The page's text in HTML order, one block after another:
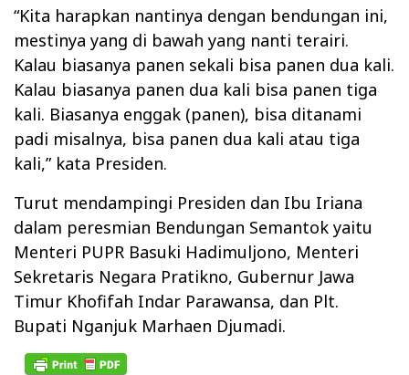
“Kita harapkan nantinya dengan bendungan ini,
mestinya yang di bawah yang nanti terairi.
Kalau biasanya panen sekali bisa panen dua kali.
Kalau biasanya panen dua kali bisa panen tiga
kali. Biasanya enggak (panen), bisa ditanami
padi misalnya, bisa panen dua kali atau tiga
kali,” kata Presiden.
Turut mendampingi Presiden dan Ibu Iriana
dalam peresmian Bendungan Semantok yaitu
Menteri PUPR Basuki Hadimuljono, Menteri
Sekretaris Negara Pratikno, Gubernur Jawa
Timur Khofifah Indar Parawansa, dan Plt.
Bupati Nganjuk Marhaen Djumadi.